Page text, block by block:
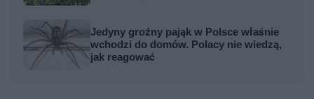
Jedyny groźny pająk w Polsce właśnie
wchodzi do domów. Polacy nie wiedzą,
jak reagować